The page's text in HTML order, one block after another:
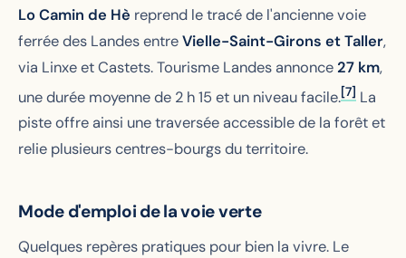
Lo Camin de Hè reprend le tracé de l'ancienne voie
ferrée des Landes entreVielle-Saint-Girons et Taller,
via Linxe et Castets. Tourisme Landes annonce27 km,
une durée moyenne de 2 h 15 et un niveau facile.[7] La
piste offre ainsi une traversée accessible de la forêt et
relie plusieurs centres-bourgs du territoire.
Mode d'emploi de la voie verte
Quelques repères pratiques pour bien la vivre. Le